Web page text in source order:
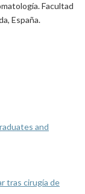
Facultad
España.
and
tras cirugía de